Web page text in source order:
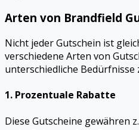
Arten von Brandfield
Nicht jeder Gutschein ist
verschiedene Arten von
unterschiedliche Bedürfnisse
1. Prozentuale Rabatte
Diese Gutscheine gewähren z.